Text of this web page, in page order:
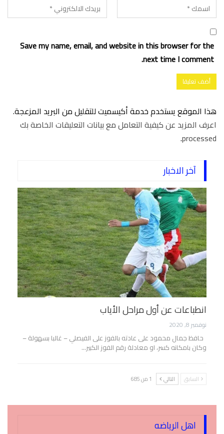
Save my name, email, and website in this browser for the
next time I comment.
هذا الموقع يستخدم خدمة أكيسميت للتقليل من البريد المزعجة.
اعرف المزيد عن كيفية التعامل مع بيانات التعليقات الخاصة بك
processed
.
آخر الاخبار
انطباعات عن أول مراحل الأياب
نوفمبر 8, 2020
حافظ جمال محمود على عادته بالفوز على الفيصلي – غالبا بسهولة –
وكان بامكانه كسر، او معادلة رقم الفوز الكبير…
السابق التالي 1 من 685
اهل الرياضه